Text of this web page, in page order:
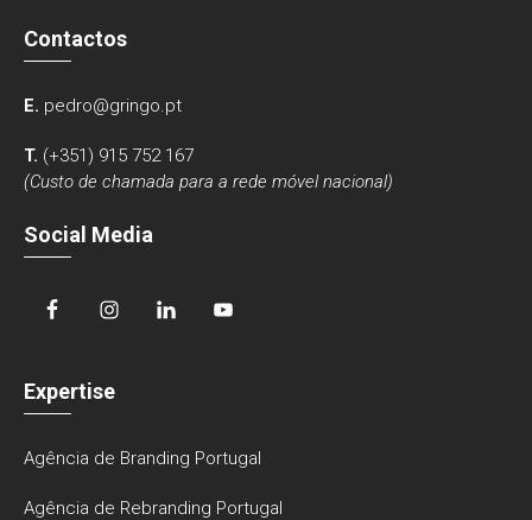
Contactos
E. pedro@gringo.pt
T. (+351) 915 752 167
(Custo de chamada para a rede móvel nacional)
Social Media
Expertise
Agência de Branding Portugal
Agência de Rebranding Portugal